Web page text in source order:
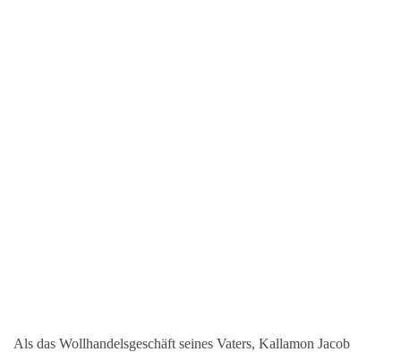
Als das Wollhandelsgeschäft seines Vaters, Kallamon Jacob